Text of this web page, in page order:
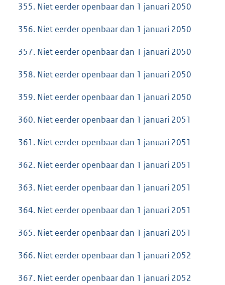
355. Niet eerder openbaar dan 1 januari 2050
356. Niet eerder openbaar dan 1 januari 2050
357. Niet eerder openbaar dan 1 januari 2050
358. Niet eerder openbaar dan 1 januari 2050
359. Niet eerder openbaar dan 1 januari 2050
360. Niet eerder openbaar dan 1 januari 2051
361. Niet eerder openbaar dan 1 januari 2051
362. Niet eerder openbaar dan 1 januari 2051
363. Niet eerder openbaar dan 1 januari 2051
364. Niet eerder openbaar dan 1 januari 2051
365. Niet eerder openbaar dan 1 januari 2051
366. Niet eerder openbaar dan 1 januari 2052
367. Niet eerder openbaar dan 1 januari 2052